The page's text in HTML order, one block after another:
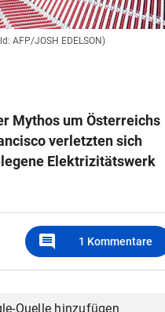
AFP/JOSH EDELSON)
Mythos um Österreichs
verletzten sich
Elektrizitätswerk
comment 1 Kommentare
Quelle hinzufügen